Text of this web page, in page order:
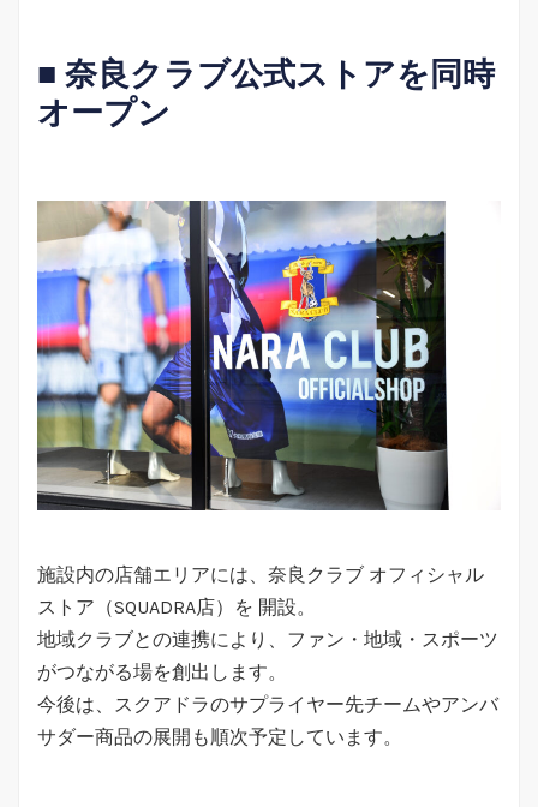
■ 奈良クラブ公式ストアを同時
オープン
施設内の店舗エリアには、奈良クラブ オフィシャル
ストア（SQUADRA店）を 開設。
地域クラブとの連携により、ファン・地域・スポーツ
がつながる場を創出します。
今後は、スクアドラのサプライヤー先チームやアンバ
サダー商品の展開も順次予定しています。